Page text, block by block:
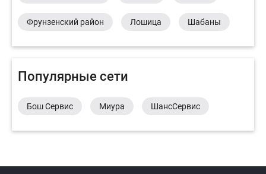
Фрунзенский район Лошица Шабаны
Популярные сети
Бош Сервис Миура ШансСервис